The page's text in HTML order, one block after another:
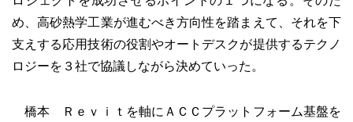
め、高砂熱学工業が進むべき方向性を踏まえて、それを下
支えする応用技術の役割やオートデスクが提供するテクノ
ロジーを３社で協議しながら決めていった。
橋本 Ｒｅｖｉｔを軸にＡＣＣプラットフォーム基盤を